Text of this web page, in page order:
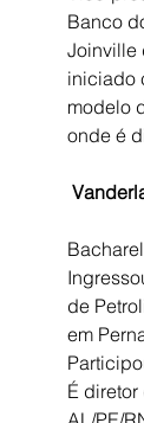
Banco
Joinville
iniciado
modelo
onde é
de
em
É